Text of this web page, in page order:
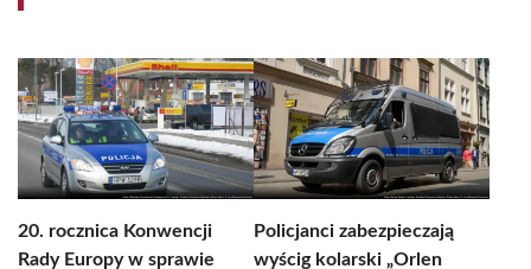
20. rocznica Konwencji
Rady Europy w sprawie
Policjanci zabezpieczają
wyścig kolarski „Orlen